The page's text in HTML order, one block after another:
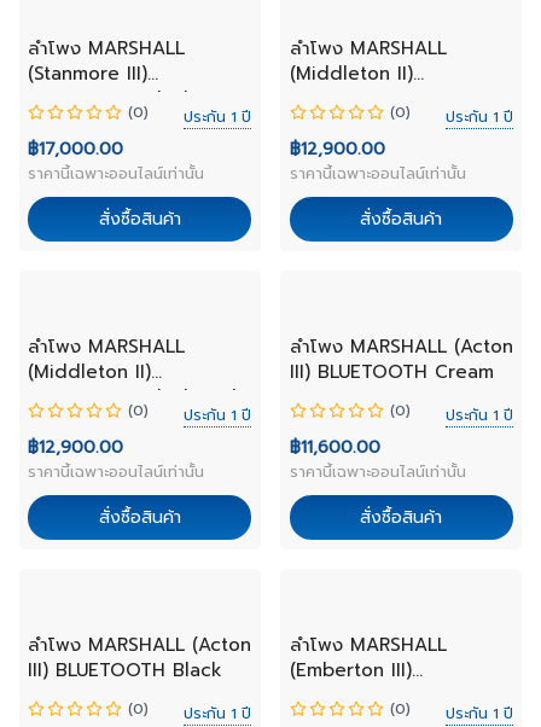
ลำโพง MARSHALL
(Stanmore III)
BLUETOOTH Black
(0) ประกัน 1 ปี
฿17,000.00
ราคานี้เฉพาะออนไลน์เท่านั้น
สั่งซื้อสินค้า
ลำโพง MARSHALL
(Middleton II)
BLUETOOTH cream
(0) ประกัน 1 ปี
฿12,900.00
ราคานี้เฉพาะออนไลน์เท่านั้น
สั่งซื้อสินค้า
ลำโพง MARSHALL
(Middleton II)
BLUETOOTH Black and
Brass
(0) ประกัน 1 ปี
฿12,900.00
ราคานี้เฉพาะออนไลน์เท่านั้น
สั่งซื้อสินค้า
ลำโพง MARSHALL (Acton
III) BLUETOOTH Cream
(0) ประกัน 1 ปี
฿11,600.00
ราคานี้เฉพาะออนไลน์เท่านั้น
สั่งซื้อสินค้า
ลำโพง MARSHALL (Acton
III) BLUETOOTH Black
(0) ประกัน 1 ปี
ลำโพง MARSHALL
(Emberton III)
BLUETOOTH Cream
(0) ประกัน 1 ปี